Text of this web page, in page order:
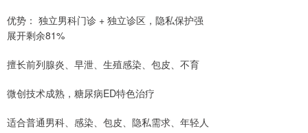
优势： 独立男科门诊 + 独立诊区，隐私保护强
展开剩余81%
擅长前列腺炎、早泄、生殖感染、包皮、不育
微创技术成熟，糖尿病ED特色治疗
适合普通男科、感染、包皮、隐私需求、年轻人